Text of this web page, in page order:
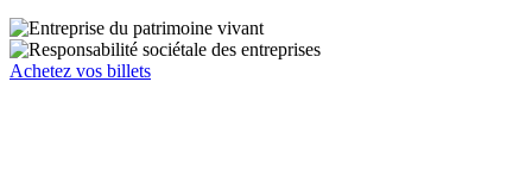
Achetez vos billets